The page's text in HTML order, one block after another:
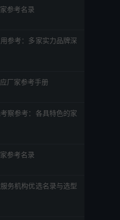
参考名录
参考：多家实力品牌深
厂家参考手册
察参考：各具特色的家
参考名录
务机构优选名录与选型